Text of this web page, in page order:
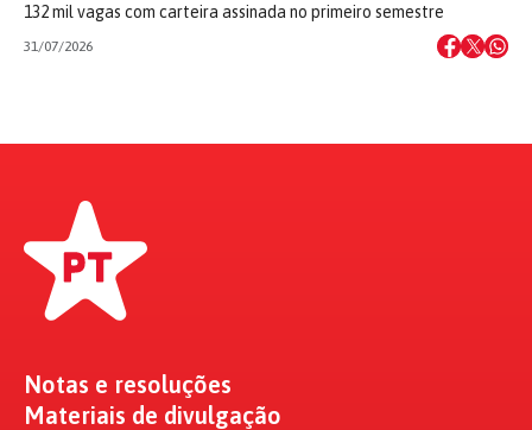
132 mil vagas com carteira assinada no primeiro semestre
31/07/2026
Notas e resoluções
Materiais de divulgação